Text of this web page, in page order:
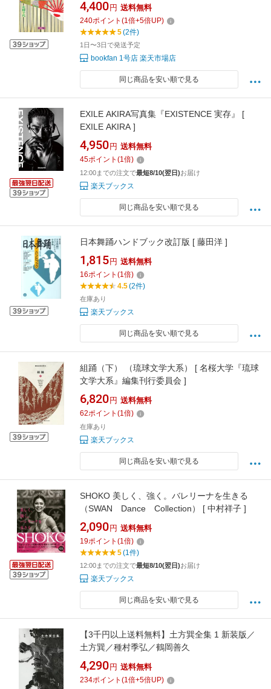
4,400 円 送料無料
240ポイント (1倍+5倍UP)
5(2件)
1日〜3日で発送予定
bookfan 1号店 楽天市場店
同じ商品を安い順で見る
EXILE AKIRA写真集『EXISTENCE 実存』 [
EXILE AKIRA ]
4,950 円 送料無料
45ポイント (1倍)
12:00までの注文で最短8/10(翌日)お届け
楽天ブックス
同じ商品を安い順で見る
日本舞踊ハンドブック改訂版 [ 藤田洋 ]
1,815 円 送料無料
16ポイント (1倍)
4.5(2件)
在庫あり
楽天ブックス
同じ商品を安い順で見る
組踊（下） （琉球文学大系） [ 名桜大学『琉球
文学大系』編集刊行委員会 ]
6,820 円 送料無料
62ポイント (1倍)
在庫あり
楽天ブックス
同じ商品を安い順で見る
SHOKO 美しく、強く。バレリーナを生きる
（SWAN Dance Collection） [ 中村祥子 ]
2,090 円 送料無料
19ポイント (1倍)
5(1件)
12:00までの注文で最短8/10(翌日)お届け
楽天ブックス
同じ商品を安い順で見る
【3千円以上送料無料】土方巽全集 1 新装版／
土方巽／種村季弘／鶴岡善久
4,290 円 送料無料
234ポイント (1倍+5倍UP)